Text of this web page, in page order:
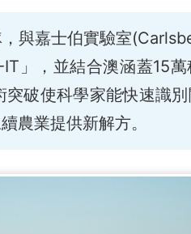
與嘉士伯實驗室
」，並結合澳涵蓋15
破使科學家能快速識
農業提供新解方。